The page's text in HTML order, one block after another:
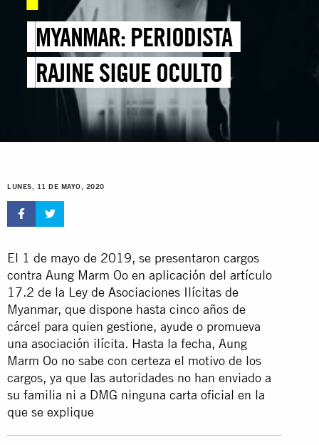
MYANMAR: PERIODISTA
RAJINE SIGUE OCULTO
LUNES, 11 DE MAYO, 2020
El 1 de mayo de 2019, se presentaron cargos
contra Aung Marm Oo en aplicación del artículo
17.2 de la Ley de Asociaciones Ilícitas de
Myanmar, que dispone hasta cinco años de
cárcel para quien gestione, ayude o promueva
una asociación ilícita. Hasta la fecha, Aung
Marm Oo no sabe con certeza el motivo de los
cargos, ya que las autoridades no han enviado a
su familia ni a DMG ninguna carta oficial en la
que se explique